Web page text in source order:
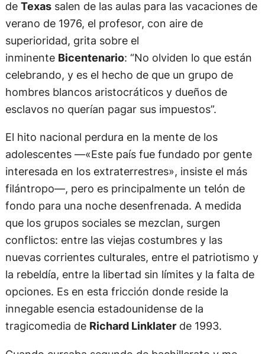
de Texassalen de las aulas para las vacaciones de
verano de 1976, el profesor, con aire de
superioridad, grita sobre el
inminente Bicentenario: “No olviden lo que están
celebrando, y es el hecho de que un grupo de
hombres blancos aristocráticos y dueños de
esclavos no querían pagar sus impuestos”.
El hito nacional perdura en la mente de los
adolescentes —«Este país fue fundado por gente
interesada en los extraterrestres», insiste el más
filántropo—, pero es principalmente un telón de
fondo para una noche desenfrenada. A medida
que los grupos sociales se mezclan, surgen
conflictos: entre las viejas costumbres y las
nuevas corrientes culturales, entre el patriotismo y
la rebeldía, entre la libertad sin límites y la falta de
opciones. Es en esta fricción donde reside la
innegable esencia estadounidense de la
tragicomedia de Richard Linklaterde 1993.